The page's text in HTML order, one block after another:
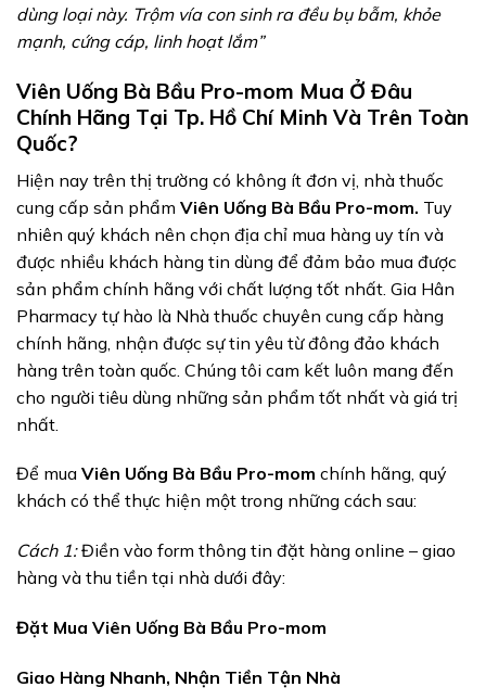
dùng loại này. Trộm vía con sinh ra đều bụ bẫm, khỏe
mạnh, cứng cáp, linh hoạt lắm”
Viên Uống Bà Bầu Pro-mom Mua Ở Đâu
Chính Hãng Tại Tp. Hồ Chí Minh Và Trên Toàn
Quốc?
Hiện nay trên thị trường có không ít đơn vị, nhà thuốc
cung cấp sản phẩm Viên Uống Bà Bầu Pro-mom. Tuy
nhiên quý khách nên chọn địa chỉ mua hàng uy tín và
được nhiều khách hàng tin dùng để đảm bảo mua được
sản phẩm chính hãng với chất lượng tốt nhất. Gia Hân
Pharmacy tự hào là Nhà thuốc chuyên cung cấp hàng
chính hãng, nhận được sự tin yêu từ đông đảo khách
hàng trên toàn quốc. Chúng tôi cam kết luôn mang đến
cho người tiêu dùng những sản phẩm tốt nhất và giá trị
nhất.
Để mua Viên Uống Bà Bầu Pro-mom chính hãng, quý
khách có thể thực hiện một trong những cách sau:
Cách 1:Điền vào form thông tin đặt hàng online – giao
hàng và thu tiền tại nhà dưới đây:
Đặt Mua Viên Uống Bà Bầu Pro-mom
Giao Hàng Nhanh, Nhận Tiền Tận Nhà